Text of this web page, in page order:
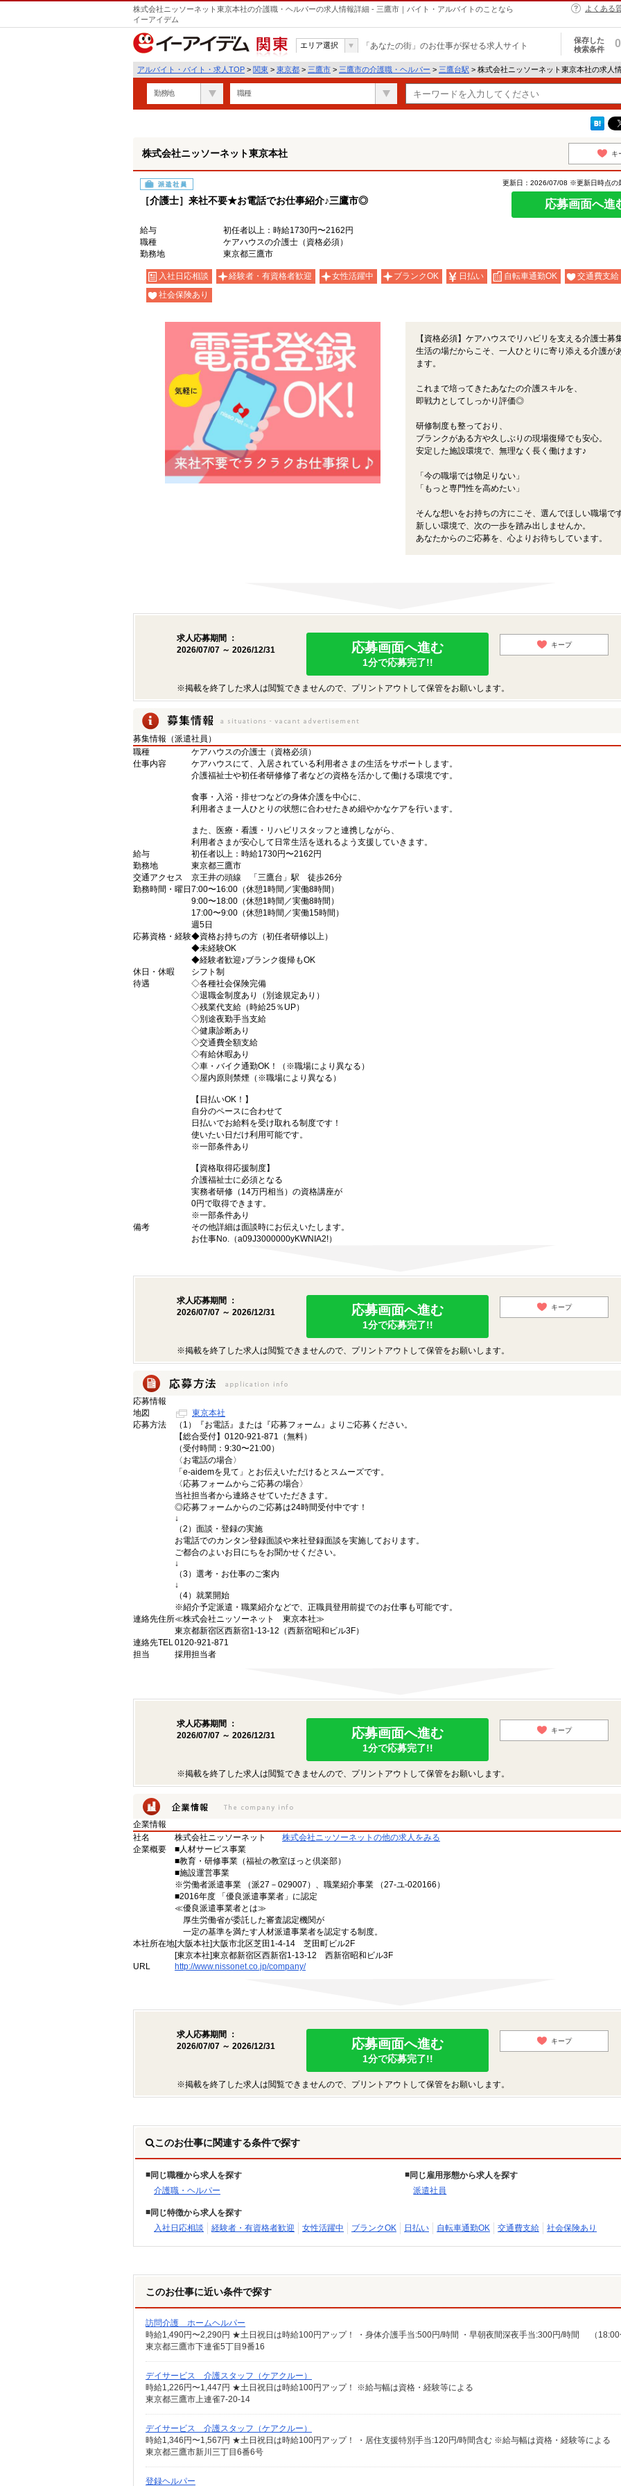
株式会社ニッソーネット東京本社の介護職・ヘルパーの求人情報詳細 - 三鷹市｜バイト・アルバイトのことなら
イーアイデム
よくある
関東
エリア選択 「あなたの街」のお仕事が探せる求人サイト
保存した
検索条件
0
アルバイト・バイト・求人TOP > 関東 > 東京都 > 三鷹市 > 三鷹市の介護職・ヘルパー > 三鷹台駅 > 株式会社ニッソーネット東京本社の求人
勤務地 職種
株式会社ニッソーネット東京本社 キ
派遣社員
［介護士］来社不要★お電話でお仕事紹介♪三鷹市◎
更新日：2026/07/08 ※更新日時点の
応募画面へ進
給与
初任者以上：時給1730円〜2162円
職種
ケアハウスの介護士（資格必須）
勤務地
東京都三鷹市
入社日応相談 経験者・有資格者歓迎 女性活躍中 ブランクOK 日払い 自転車通勤OK
交通費支給
社会保険あり
【資格必須】ケアハウスでリハビリを支える介護士募
生活の場だからこそ、一人ひとりに寄り添える介護が
ます。
これまで培ってきたあなたの介護スキルを、
即戦力としてしっかり評価◎
研修制度も整っており、
ブランクがある方や久しぶりの現場復帰でも安心。
安定した施設環境で、無理なく長く働けます♪
「今の職場では物足りない」
「もっと専門性を高めたい」
そんな想いをお持ちの方にこそ、選んでほしい職場です
新しい環境で、次の一歩を踏み出しませんか。
あなたからのご応募を、心よりお待ちしています。
求人応募期間 ：
2026/07/07 ～ 2026/12/31
応募画面へ進む
1分で応募完了!!
キープ
※掲載を終了した求人は閲覧できませんので、プリントアウトして保管をお願いします。
募集情報（派遣社員）
職種
ケアハウスの介護士（資格必須）
仕事内容
ケアハウスにて、入居されている利用者さまの生活をサポートします。
介護福祉士や初任者研修修了者などの資格を活かして働ける環境です。
食事・入浴・排せつなどの身体介護を中心に、
利用者さま一人ひとりの状態に合わせたきめ細やかなケアを行います。
また、医療・看護・リハビリスタッフと連携しながら、
利用者さまが安心して日常生活を送れるよう支援していきます。
給与
初任者以上：時給1730円〜2162円
勤務地
東京都三鷹市
交通アクセス
京王井の頭線 「三鷹台」駅 徒歩26分
勤務時間・曜日 7:00〜16:00（休憩1時間／実働8時間）
9:00〜18:00（休憩1時間／実働8時間）
17:00〜9:00（休憩1時間／実働15時間）
週5日
応募資格・経験◆資格お持ちの方（初任者研修以上）
◆未経験OK
◆経験者歓迎♪ブランク復帰もOK
休日・休暇
シフト制
待遇
◇各種社会保険完備
◇退職金制度あり（別途規定あり）
◇残業代支給（時給25％UP）
◇別途夜勤手当支給
◇健康診断あり
◇交通費全額支給
◇有給休暇あり
◇車・バイク通勤OK！（※職場により異なる）
◇屋内原則禁煙（※職場により異なる）
【日払いOK！】
自分のペースに合わせて
日払いでお給料を受け取れる制度です！
使いたい日だけ利用可能です。
※一部条件あり
【資格取得応援制度】
介護福祉士に必須となる
実務者研修（14万円相当）の資格講座が
0円で取得できます。
※一部条件あり
備考
その他詳細は面談時にお伝えいたします。
お仕事No.（a09J3000000yKWNIA2!）
求人応募期間 ：
2026/07/07 ～ 2026/12/31
応募画面へ進む
1分で応募完了!!
キープ
※掲載を終了した求人は閲覧できませんので、プリントアウトして保管をお願いします。
応募情報
地図
東京本社
応募方法
（1）『お電話』または『応募フォーム』よりご応募ください。
【総合受付】0120-921-871（無料）
（受付時間：9:30〜21:00）
〈お電話の場合〉
「e-aidemを見て」とお伝えいただけるとスムーズです。
〈応募フォームからご応募の場合〉
当社担当者から連絡させていただきます。
◎応募フォームからのご応募は24時間受付中です！
↓
（2）面談・登録の実施
お電話でのカンタン登録面談や来社登録面談を実施しております。
ご都合のよいお日にちをお聞かせください。
↓
（3）選考・お仕事のご案内
↓
（4）就業開始
※紹介予定派遣・職業紹介などで、正職員登用前提でのお仕事も可能です。
連絡先住所≪株式会社ニッソーネット 東京本社≫
東京都新宿区西新宿1-13-12（西新宿昭和ビル3F）
連絡先TEL0120-921-871
担当
採用担当者
求人応募期間 ：
2026/07/07 ～ 2026/12/31
応募画面へ進む
1分で応募完了!!
キープ
※掲載を終了した求人は閲覧できませんので、プリントアウトして保管をお願いします。
企業情報
社名
株式会社ニッソーネット
株式会社ニッソーネットの他の求人をみる
企業概要
■人材サービス事業
■教育・研修事業（福祉の教室ほっと倶楽部）
■施設運営事業
※労働者派遣事業 （派27－029007）、職業紹介事業 （27-ユ-020166）
■2016年度 「優良派遣事業者」に認定
≪優良派遣事業者とは≫
厚生労働省が委託した審査認定機関が
一定の基準を満たす人材派遣事業者を認定する制度。
本社所在地[大阪本社]大阪市北区芝田1-4-14 芝田町ビル2F
[東京本社]東京都新宿区西新宿1-13-12 西新宿昭和ビル3F
URL
http://www.nissonet.co.jp/company/
求人応募期間 ：
2026/07/07 ～ 2026/12/31
応募画面へ進む
1分で応募完了!!
キープ
※掲載を終了した求人は閲覧できませんので、プリントアウトして保管をお願いします。
このお仕事に関連する条件で探す
同じ職種から求人を探す
介護職・ヘルパー
同じ雇用形態から求人を探す
派遣社員
同じ特徴から求人を探す
入社日応相談
経験者・有資格者歓迎 女性活躍中 ブランクOK 日払い 自転車通勤OK 交通費支給 社会保険あり
このお仕事に近い条件で探す
訪問介護 ホームヘルパー
東京都三鷹市下連雀5丁目9番16
デイサービス 介護スタッフ（ケアクルー）
時給1,226円〜1,447円 ★土日祝日は時給100円アップ！ ※給与幅は資格・経験等による
東京都三鷹市上連雀7-20-14
デイサービス 介護スタッフ（ケアクルー）
時給1,346円〜1,567円 ★土日祝日は時給100円アップ！ ・居住支援特別手当:120円/時間含む ※給与幅は資格・経験等による
東京都三鷹市新川三丁目6番6号
登録ヘルパー